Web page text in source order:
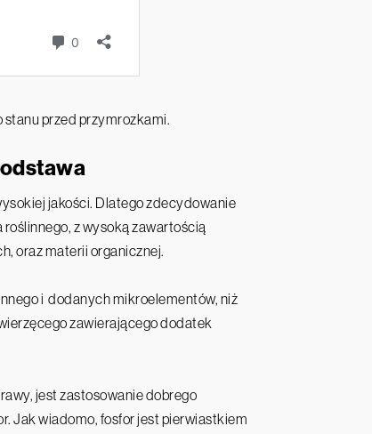
stanu przed przymrozkami.
jakości. Dlatego zdecydowanie
z wysoką zawartością
oraz materii organicznej.
i dodanych mikroelementów, niż
zawierającego dodatek
jest zastosowanie dobrego
Jak wiadomo, fosfor jest pierwiastkiem